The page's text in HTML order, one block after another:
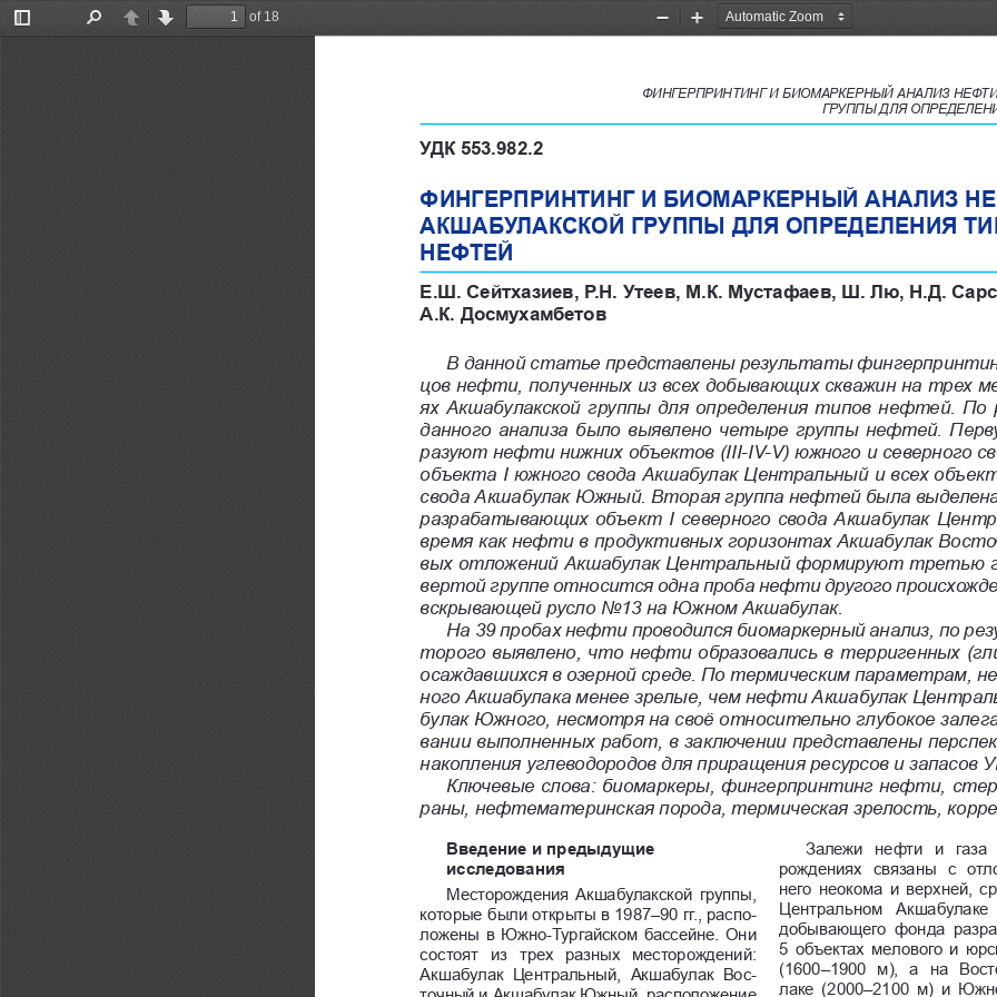
Toggle
PreviousNext
of 18
Zoom
Zoom
ФИНГЕРПРИНТИНГ И БИОМАРКЕРНЫЙ АНАЛИЗ
ГРУППЫ ДЛЯ
УДК 553.982.2
ФИНГЕРПРИНТИНГ И БИОМАРКЕРНЫЙ АНАЛИЗ
АКШАБУЛАКСКОЙ ГРУППЫ ДЛЯ ОПРЕДЕЛЕНИЯ
НЕФТЕЙ
Е.Ш. Сейтхазиев, Р.Н. Утеев, М.К. Мустафаев, Ш. Лю, Н.Д.
А.К. Досмухамбетов
В данной статье представлены результаты
цов нефти, полученных из всех добывающих скважин на трех
ях Акшабулакской группы для определения типов нефтей. По
данного анализа было выявлено четыре группы нефтей.
разуют нефти нижних объектов (III-IV-V) южного и северного
объекта I южного свода Акшабулак Центральный и всех
свода Акшабулак Южный. Вторая группа нефтей была выделена
разрабатывающих объект I северного свода Акшабулак
время как нефти в продуктивных горизонтах Акшабулак
вых отложений Акшабулак Центральный формируют третью
вертой группе относится одна проба нефти другого
вскрывающей русло No13 на Южном Акшабулак.
На 39 пробах нефти проводился биомаркерный анализ, по
торого выявлено, что нефти образовались в терригенных
осаждавшихся в озерной среде. По термическим параметрам,
ного Акшабулака менее зрелые, чем нефти Акшабулак
булак Южного, несмотря на своё относительно глубокое
вании выполненных работ, в заключении представлены
накопления углеводородов для приращения ресурсов и запасов
Ключевые слова: биомаркеры, фингерпринтинг нефти,
раны, нефтематеринская порода, термическая зрелость,
Введение и предыдущие
исследования
Месторождения Акшабулакской группы,
которые были открыты в 1987–90 гг., распо-
ложены в Южно-Тургайском бассейне. Они
состоят  из  трех  разных  месторождений:
Акшабулак  Центральный,  Акшабулак  Вос-
Залежи  нефти  и  газа
рождениях  связаны  с
него неокома и верхней,
Центральном  Акшабулаке
добывающего  фонда
5 объектах мелового и
(1600–1900  м),  а  на
лаке  (2000–2100  м)  и